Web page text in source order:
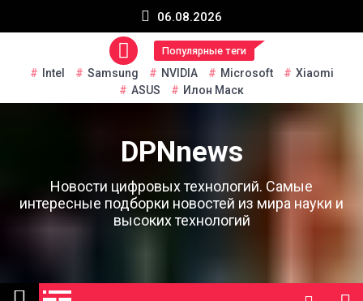
06.08.2026
Популярные теги
Intel Samsung NVIDIA Microsoft
Xiaomi
ASUS
Илон Маск
DPNnews
Новости цифровых технологий. Самые
интересные подборки новостей из мира науки и
высоких технологий